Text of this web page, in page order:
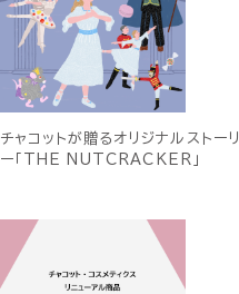
チャコットが贈るオリジナルストーリ
ー「THE NUTCRACKER」